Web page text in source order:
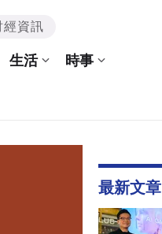
經資訊
生活 時事
最新文章